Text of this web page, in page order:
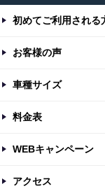
初めてご利用される
お客様の声
車種サイズ
料金表
WEBキャンペーン
アクセス